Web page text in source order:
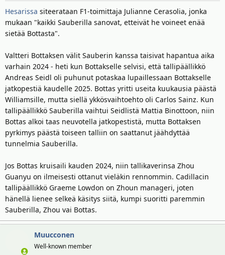
Hesarissa siteerataan F1-toimittaja Julianne Cerasolia, jonka
mukaan "kaikki Sauberilla sanovat, etteivät he voineet enää
sietää Bottasta".
Valtteri Bottaksen välit Sauberin kanssa taisivat hapantua aika
varhain 2024 - heti kun Bottakselle selvisi, että tallipäällikkö
Andreas Seidl oli puhunut potaskaa lupaillessaan Bottakselle
jatkopestiä kaudelle 2025. Bottas yritti useita kuukausia päästä
Williamsille, mutta siellä ykkösvaihtoehto oli Carlos Sainz. Kun
tallipäällikkö Sauberilla vaihtui Seidlistä Mattia Binottoon, niin
Bottas alkoi taas neuvotella jatkopestistä, mutta Bottaksen
pyrkimys päästä toiseen talliin on saattanut jäähdyttää
tunnelmia Sauberilla.
Jos Bottas kruisaili kauden 2024, niin tallikaverinsa Zhou
Guanyu on ilmeisesti ottanut vieläkin rennommin. Cadillacin
tallipäällikkö Graeme Lowdon on Zhoun manageri, joten
hänellä lienee selkeä käsitys siitä, kumpi suoritti paremmin
Sauberilla, Zhou vai Bottas.
Muucconen
Well-known member